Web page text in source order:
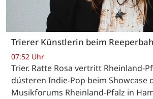
Trierer Künstlerin beim
07:52 Uhr
Trier. Ratte Rosa vertritt Rheinland-
düsteren Indie-Pop beim Showcase
Musikforums Rheinland-Pfalz in